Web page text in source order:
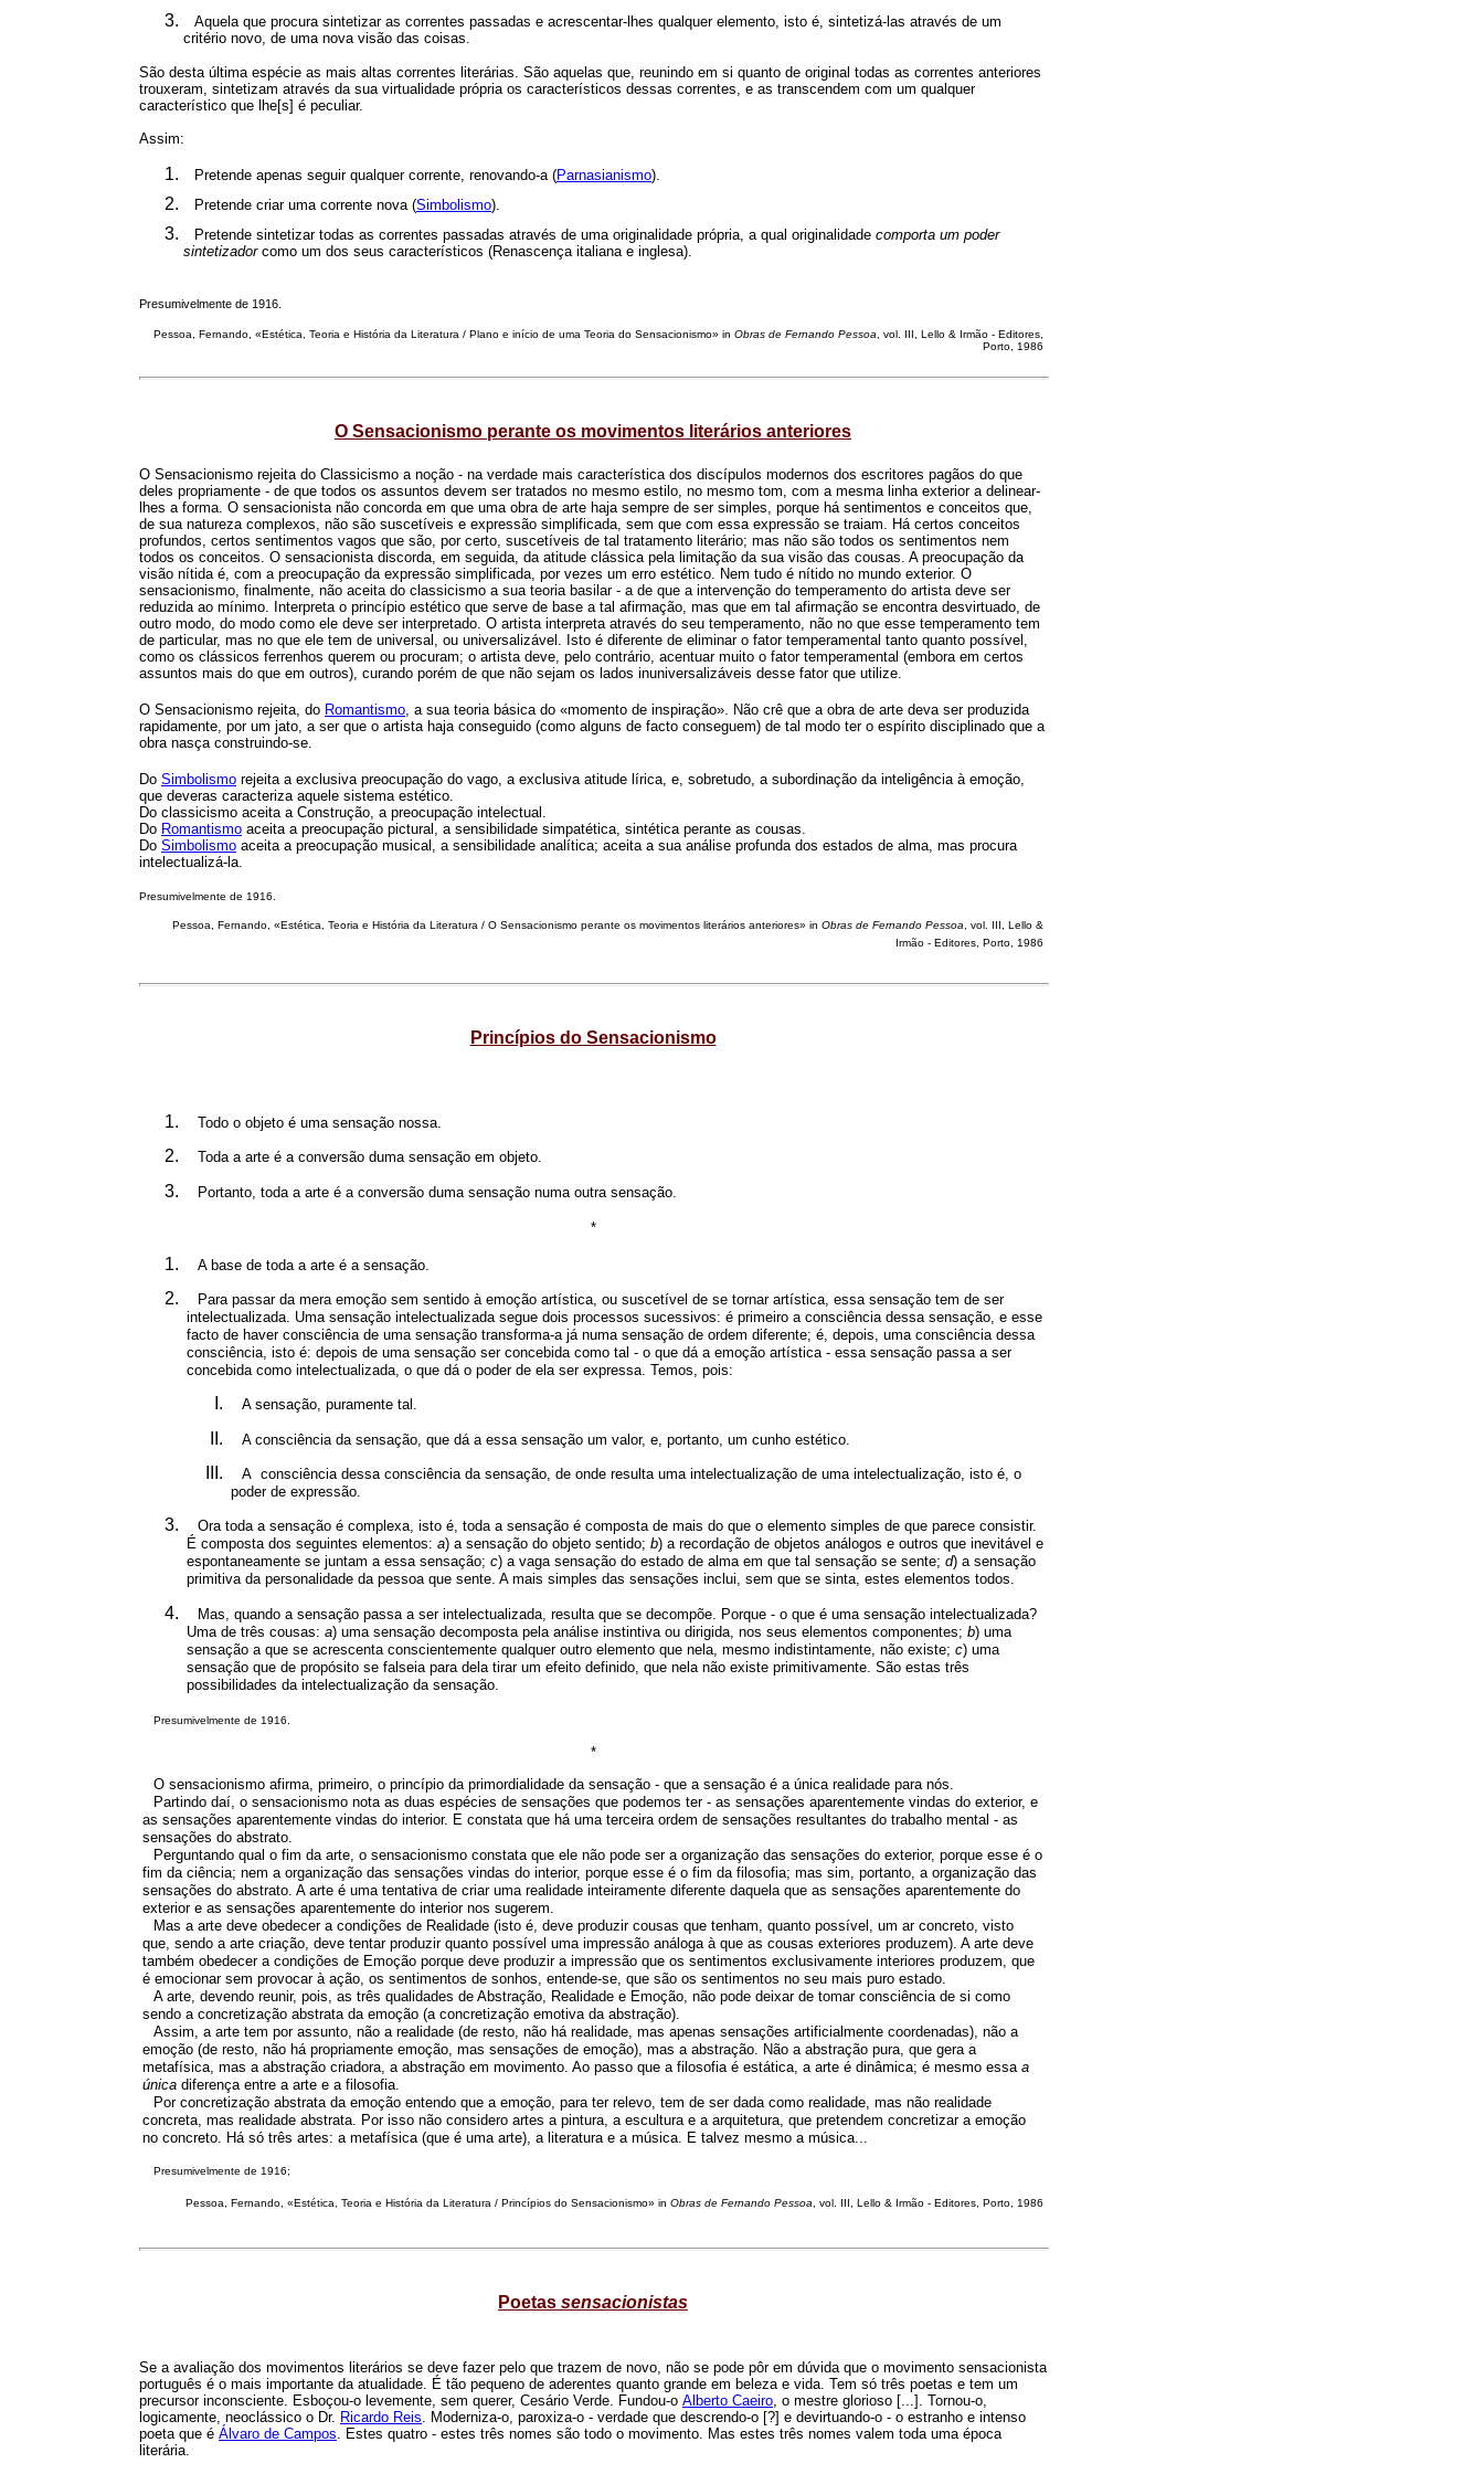
Aquela que procura sintetizar as correntes passadas e acrescentar-lhes qualquer elemento, isto é, sintetizá-las através de um
critério novo, de uma nova visão das coisas.
São desta última espécie as mais altas correntes literárias. São aquelas que, reunindo em si quanto de original todas as correntes anteriores
trouxeram, sintetizam através da sua virtualidade própria os característicos dessas correntes, e as transcendem com um qualquer
característico que lhe[s] é peculiar.
Assim:
Pretende apenas seguir qualquer corrente, renovando-a (Parnasianismo).
Pretende criar uma corrente nova (Simbolismo).
Pretende sintetizar todas as correntes passadas através de uma originalidade própria, a qual originalidade comporta um poder
sintetizadorcomo um dos seus característicos (Renascença italiana e inglesa).
Presumivelmente de 1916.
Pessoa , Fernando, «Estética, Teoria e História da Literatura / Plano e início de uma Teoria do Sensacionismo» in Obras de Fernando Pessoa , vol. III, Lello & Irmão - Editores,
Porto, 1986
O Sensacionismo perante os movimentos literários anteriores
O Sensacionismo rejeita do Classicismo a noção - na verdade mais característica dos discípulos modernos dos escritores pagãos do que
deles propriamente - de que todos os assuntos devem ser tratados no mesmo estilo, no mesmo tom, com a mesma linha exterior a delinear-
lhes a forma. O sensacionista não concorda em que uma obra de arte haja sempre de ser simples, porque há sentimentos e conceitos que,
de sua natureza complexos, não são suscetíveis e expressão simplificada, sem que com essa expressão se traiam. Há certos conceitos
profundos, certos sentimentos vagos que são, por certo, suscetíveis de tal tratamento literário; mas não são todos os sentimentos nem
todos os conceitos. O sensacionista discorda, em seguida, da atitude clássica pela limitação da sua visão das cousas. A preocupação da
visão nítida é, com a preocupação da expressão simplificada, por vezes um erro estético. Nem tudo é nítido no mundo exterior. O
sensacionismo, finalmente, não aceita do classicismo a sua teoria basilar - a de que a intervenção do temperamento do artista deve ser
reduzida ao mínimo. Interpreta o princípio estético que serve de base a tal afirmação, mas que em tal afirmação se encontra desvirtuado, de
outro modo, do modo como ele deve ser interpretado. O artista interpreta através do seu temperamento, não no que esse temperamento tem
de particular, mas no que ele tem de universal, ou universalizável. Isto é diferente de eliminar o fator temperamental tanto quanto possível,
como os clássicos ferrenhos querem ou procuram; o artista deve, pelo contrário, acentuar muito o fator temperamental (embora em certos
assuntos mais do que em outros), curando porém de que não sejam os lados inuniversalizáveis desse fator que utilize.
O Sensacionismo rejeita, do Romantismo, a sua teoria básica do «momento de inspiração». Não crê que a obra de arte deva ser produzida
rapidamente, por um jato, a ser que o artista haja conseguido (como alguns de facto conseguem) de tal modo ter o espírito disciplinado que a
obra nasça construindo-se.
Do Simbolismo rejeita a exclusiva preocupação do vago, a exclusiva atitude lírica, e, sobretudo, a subordinação da inteligência à emoção,
que deveras caracteriza aquele sistema estético.
Do classicismo aceita a Construção, a preocupação intelectual.
Do Romantismo aceita a preocupação pictural, a sensibilidade simpatética, sintética perante as cousas.
Do Simbolismo aceita a preocupação musical, a sensibilidade analítica; aceita a sua análise profunda dos estados de alma, mas procura
intelectualizá-la.
Presumivelmente de 1916.
Pessoa, Fernando, «Estética, Teoria e História da Literatura / O Sensacionismo perante os movimentos literários anteriores» in Obras de Fernando Pessoa, vol. III, Lello &
Irmão - Editores, Porto, 1986
Princípios do Sensacionismo
Todo o objeto é uma sensação nossa.
Toda a arte é a conversão duma sensação em objeto.
Portanto, toda a arte é a conversão duma sensação numa outra sensação.
*
A base de toda a arte é a sensação.
Para passar da mera emoção sem sentido à emoção artística, ou suscetível de se tornar artística, essa sensação tem de ser
intelectualizada. Uma sensação intelectualizada segue dois processos sucessivos: é primeiro a consciência dessa sensação, e esse
facto de haver consciência de uma sensação transforma-a já numa sensação de ordem diferente; é, depois, uma consciência dessa
consciência, isto é: depois de uma sensação ser concebida como tal - o que dá a emoção artística - essa sensação passa a ser
concebida como intelectualizada, o que dá o poder de ela ser expressa. Temos, pois:
A sensação, puramente tal.
A consciência da sensação, que dá a essa sensação um valor, e, portanto, um cunho estético.
A consciência dessa consciência da sensação, de onde resulta uma intelectualização de uma intelectualização, isto é, o
poder de expressão.
Ora toda a sensação é complexa, isto é, toda a sensação é composta de mais do que o elemento simples de que parece consistir.
É composta dos seguintes elementos: a) a sensação do objeto sentido; b) a recordação de objetos análogos e outros que inevitável e
espontaneamente se juntam a essa sensação; c) a vaga sensação do estado de alma em que tal sensação se sente; d) a sensação
primitiva da personalidade da pessoa que sente. A mais simples das sensações inclui, sem que se sinta, estes elementos todos.
Mas, quando a sensação passa a ser intelectualizada, resulta que se decompõe. Porque - o que é uma sensação intelectualizada?
Uma de três cousas: a) uma sensação decomposta pela análise instintiva ou dirigida, nos seus elementos componentes; b) uma
sensação a que se acrescenta conscientemente qualquer outro elemento que nela, mesmo indistintamente, não existe; c) uma
sensação que de propósito se falseia para dela tirar um efeito definido, que nela não existe primitivamente. São estas três
possibilidades da intelectualização da sensação.
Presumivelmente de 1916.
*
O sensacionismo afirma, primeiro, o princípio da primordialidade da sensação - que a sensação é a única realidade para nós.
Partindo daí, o sensacionismo nota as duas espécies de sensações que podemos ter - as sensações aparentemente vindas do exterior, e
as sensações aparentemente vindas do interior. E constata que há uma terceira ordem de sensações resultantes do trabalho mental - as
sensações do abstrato.
Perguntando qual o fim da arte, o sensacionismo constata que ele não pode ser a organização das sensações do exterior, porque esse é o
fim da ciência; nem a organização das sensações vindas do interior, porque esse é o fim da filosofia; mas sim, portanto, a organização das
sensações do abstrato. A arte é uma tentativa de criar uma realidade inteiramente diferente daquela que as sensações aparentemente do
exterior e as sensações aparentemente do interior nos sugerem.
Mas a arte deve obedecer a condições de Realidade (isto é, deve produzir cousas que tenham, quanto possível, um ar concreto, visto
que, sendo a arte criação, deve tentar produzir quanto possível uma impressão análoga à que as cousas exteriores produzem). A arte deve
também obedecer a condições de Emoção porque deve produzir a impressão que os sentimentos exclusivamente interiores produzem, que
é emocionar sem provocar à ação, os sentimentos de sonhos, entende-se, que são os sentimentos no seu mais puro estado.
A arte, devendo reunir, pois, as três qualidades de Abstração, Realidade e Emoção, não pode deixar de tomar consciência de si como
sendo a concretização abstrata da emoção (a concretização emotiva da abstração).
Assim, a arte tem por assunto, não a realidade (de resto, não há realidade, mas apenas sensações artificialmente coordenadas), não a
emoção (de resto, não há propriamente emoção, mas sensações de emoção), mas a abstração. Não a abstração pura, que gera a
metafísica, mas a abstração criadora, a abstração em movimento. Ao passo que a filosofia é estática, a arte é dinâmica; é mesmo essa a
única diferença entre a arte e a filosofia.
Por concretização abstrata da emoção entendo que a emoção, para ter relevo, tem de ser dada como realidade, mas não realidade
concreta, mas realidade abstrata. Por isso não considero artes a pintura, a escultura e a arquitetura, que pretendem concretizar a emoção
no concreto. Há só três artes: a metafísica (que é uma arte), a literatura e a música. E talvez mesmo a música...
Presumivelmente de 1916;
Pessoa , Fernando, «Estética, Teoria e História da Literatura / Princípios do Sensacionismo» in Obras de Fernando Pessoa , vol. III, Lello & Irmão - Editores, Porto, 1986
Poetas sensacionistas
Se a avaliação dos movimentos literários se deve fazer pelo que trazem de novo, não se pode pôr em dúvida que o movimento sensacionista
português é o mais importante da atualidade. É tão pequeno de aderentes quanto grande em beleza e vida. Tem só três poetas e tem um
precursor inconsciente. Esboçou-o levemente, sem querer, Cesário Verde. Fundou-o Alberto Caeiro, o mestre glorioso [...]. Tornou-o,
logicamente, neoclássico o Dr. Ricardo Reis. Moderniza-o, paroxiza-o - verdade que descrendo-o [?] e devirtuando-o - o estranho e intenso
poeta que é Álvaro de Campos. Estes quatro - estes três nomes são todo o movimento. Mas estes três nomes valem toda uma época
literária.